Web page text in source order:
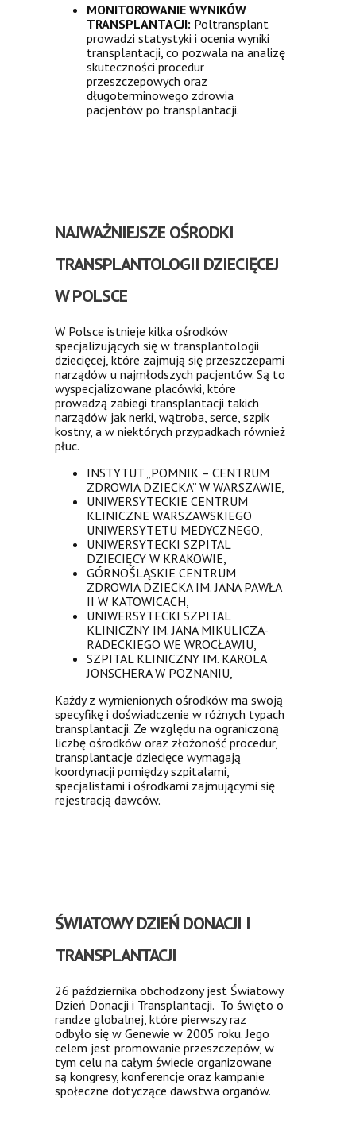
MONITOROWANIE WYNIKÓW
TRANSPLANTACJI: Poltransplant
prowadzi statystyki i ocenia wyniki
transplantacji, co pozwala na analizę
skuteczności procedur
przeszczepowych oraz
długoterminowego zdrowia
pacjentów po transplantacji.
NAJWAŻNIEJSZE OŚRODKI
TRANSPLANTOLOGII DZIECIĘCEJ
W POLSCE
W Polsce istnieje kilka ośrodków
specjalizujących się w transplantologii
dziecięcej, które zajmują się przeszczepami
narządów u najmłodszych pacjentów. Są to
wyspecjalizowane placówki, które
prowadzą zabiegi transplantacji takich
narządów jak nerki, wątroba, serce, szpik
kostny, a w niektórych przypadkach również
płuc.
INSTYTUT „POMNIK – CENTRUM
ZDROWIA DZIECKA” W WARSZAWIE,
UNIWERSYTECKIE CENTRUM
KLINICZNE WARSZAWSKIEGO
UNIWERSYTETU MEDYCZNEGO,
UNIWERSYTECKI SZPITAL
DZIECIĘCY W KRAKOWIE,
GÓRNOŚLĄSKIE CENTRUM
ZDROWIA DZIECKA IM. JANA PAWŁA
II W KATOWICACH,
UNIWERSYTECKI SZPITAL
KLINICZNY IM. JANA MIKULICZA-
RADECKIEGO WE WROCŁAWIU,
SZPITAL KLINICZNY IM. KAROLA
JONSCHERA W POZNANIU,
Każdy z wymienionych ośrodków ma swoją
specyfikę i doświadczenie w różnych typach
transplantacji. Ze względu na ograniczoną
liczbę ośrodków oraz złożoność procedur,
transplantacje dziecięce wymagają
koordynacji pomiędzy szpitalami,
specjalistami i ośrodkami zajmującymi się
rejestracją dawców.
ŚWIATOWY DZIEŃ DONACJI I
TRANSPLANTACJI
26 października obchodzony jest Światowy
Dzień Donacji i Transplantacji. To święto o
randze globalnej, które pierwszy raz
odbyło się w Genewie w 2005 roku. Jego
celem jest promowanie przeszczepów, w
tym celu na całym świecie organizowane
są kongresy, konferencje oraz kampanie
społeczne dotyczące dawstwa organów.